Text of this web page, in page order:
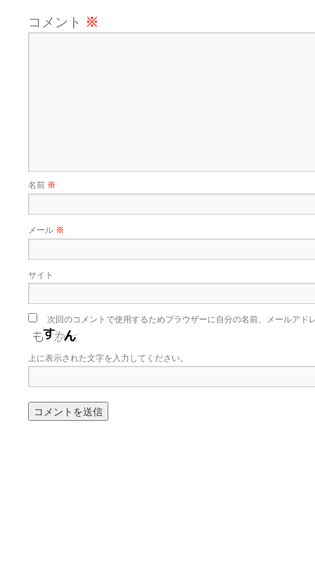
コメント ※
名前 ※
メール ※
サイト
次回のコメントで使用するためブラウザーに自分の名前、メールアド
上に表示された文字を入力してください。